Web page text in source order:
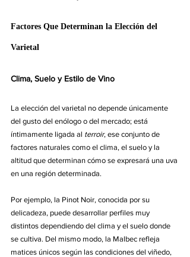
Factores Que Determinan la Elección del
Varietal
Clima, Suelo y Estilo de Vino
La elección del varietal no depende únicamente
del gusto del enólogo o del mercado; está
íntimamente ligada al terroir, ese conjunto de
factores naturales como el clima, el suelo y la
altitud que determinan cómo se expresará una uva
en una región determinada.
Por ejemplo, la Pinot Noir, conocida por su
delicadeza, puede desarrollar perfiles muy
distintos dependiendo del clima y el suelo donde
se cultiva. Del mismo modo, la Malbec refleja
matices únicos según las condiciones del viñedo,